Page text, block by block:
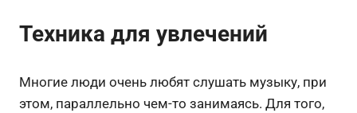
Техника для увлечений
Многие люди очень любят слушать музыку, при
этом, параллельно чем-то занимаясь. Для того,